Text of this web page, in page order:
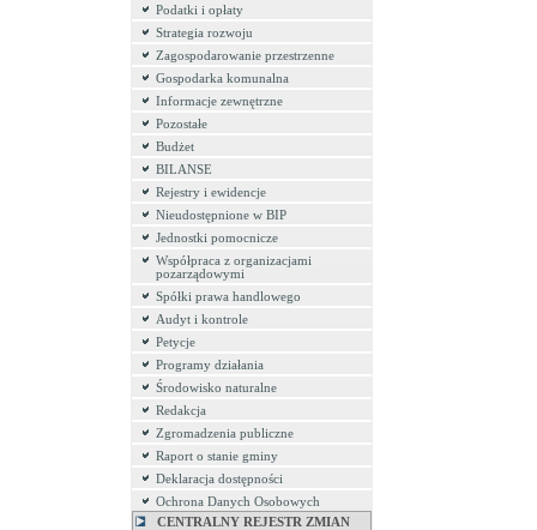
Podatki i opłaty
Strategia rozwoju
Zagospodarowanie przestrzenne
Gospodarka komunalna
Informacje zewnętrzne
Pozostałe
Budżet
BILANSE
Rejestry i ewidencje
Nieudostępnione w BIP
Jednostki pomocnicze
Współpraca z organizacjami
pozarządowymi
Spółki prawa handlowego
Audyt i kontrole
Petycje
Programy działania
Środowisko naturalne
Redakcja
Zgromadzenia publiczne
Raport o stanie gminy
Deklaracja dostępności
Ochrona Danych Osobowych
CENTRALNY REJESTR ZMIAN